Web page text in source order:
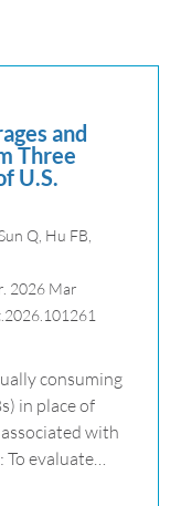
and
Three
U.S.
Q, Hu FB,
2026 Mar
consuming
in place of
with
evaluate…